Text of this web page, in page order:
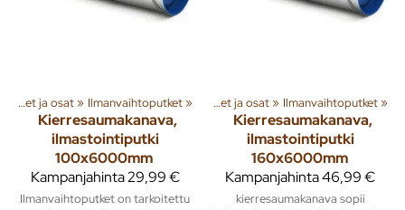
Ilmanvaihtoputket ja osat‪» Ilmanvaihtoputket‪»
Kierresaumakanava,
ilmastointiputki
100x6000mm
Kampanjahinta29,99 €
Ilmanvaihtoputket on tarkoitettu
Rakenna ‪»Ilmanvaihto‪» Ilmanvaihtoputket ja osat‪» Ilmanvaihtoputket‪»
Kierresaumakanava,
ilmastointiputki
160x6000mm
Kampanjahinta46,99 €
kierresaumakanava sopii